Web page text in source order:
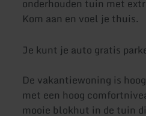
onderhouden tuin met
Kom aan en voel je thuis.
Je kunt je auto gratis
De vakantiewoning is
met een hoog
mooie blokhut in de tuin